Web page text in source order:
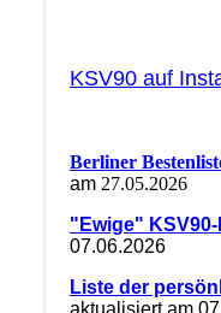
KSV90 auf
Berliner
am 27.05.2026
"Ewige"
07.06.2026
Liste der